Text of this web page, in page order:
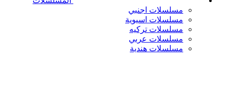
مسلسلات اجنبي
مسلسلات اسيوية
مسلسلات تركيه
مسلسلات عربي
مسلسلات هندية